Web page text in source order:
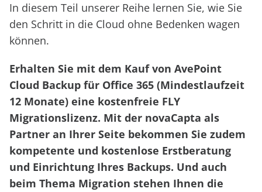
In diesem Teil unserer Reihe lernen Sie, wie Sie
den Schritt in die Cloud ohne Bedenken wagen
können.
Erhalten Sie mit dem Kauf von AvePoint
Cloud Backup für Office 365 (Mindestlaufzeit
12 Monate) eine kostenfreie FLY
Migrationslizenz. Mit der novaCapta als
Partner an Ihrer Seite bekommen Sie zudem
kompetente und kostenlose Erstberatung
und Einrichtung Ihres Backups. Und auch
beim Thema Migration stehen Ihnen die